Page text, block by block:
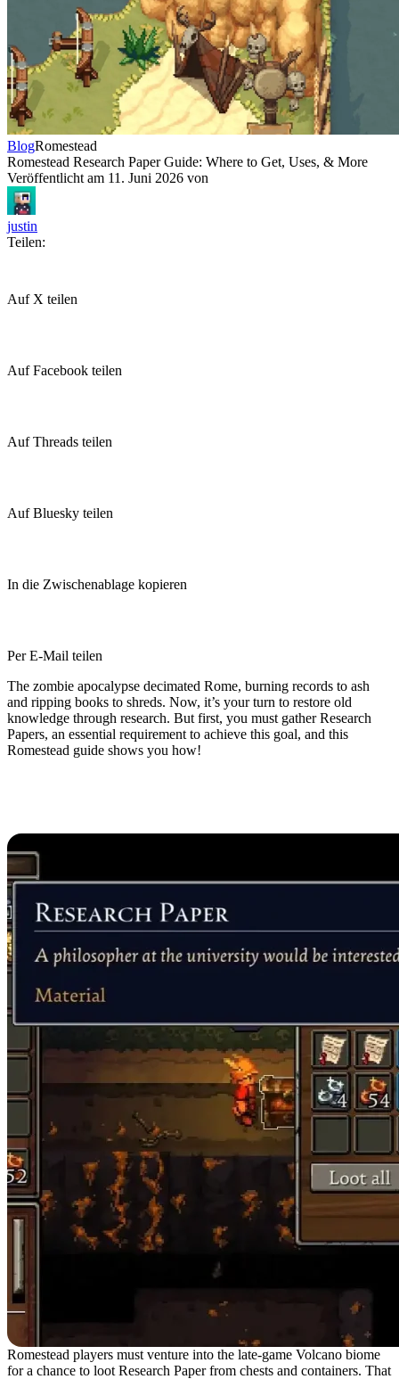
BlogRomestead
Romestead Research Paper Guide: Where to Get, Uses, & More
Veröffentlicht am 11. Juni 2026 von
justin
Teilen:
Auf X teilen
Auf Facebook teilen
Auf Threads teilen
Auf Bluesky teilen
In die Zwischenablage kopieren
Per E-Mail teilen
The zombie apocalypse decimated Rome, burning records to ash
and ripping books to shreds. Now, it’s your turn to restore old
knowledge through research. But first, you must gather Research
Papers, an essential requirement to achieve this goal, and this
Romestead guide shows you how!
Romestead players must venture into the late-game Volcano biome
for a chance to loot Research Paper from chests and containers. That